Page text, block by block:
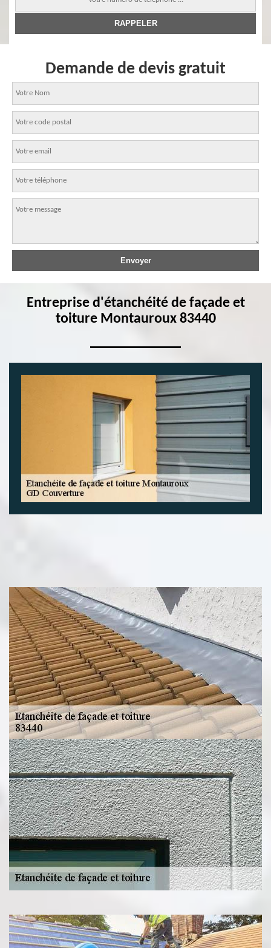
Demande de devis gratuit
Entreprise d'étanchéité de façade et
toiture Montauroux 83440